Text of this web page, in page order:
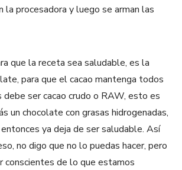
la procesadora y luego se arman las
que la receta sea saludable, es la
para que el cacao mantenga todos
ser cacao crudo o RAW, esto es
un chocolate con grasas hidrogenadas,
ya deja de ser saludable. Así
no digo que no lo puedas hacer, pero
conscientes de lo que estamos